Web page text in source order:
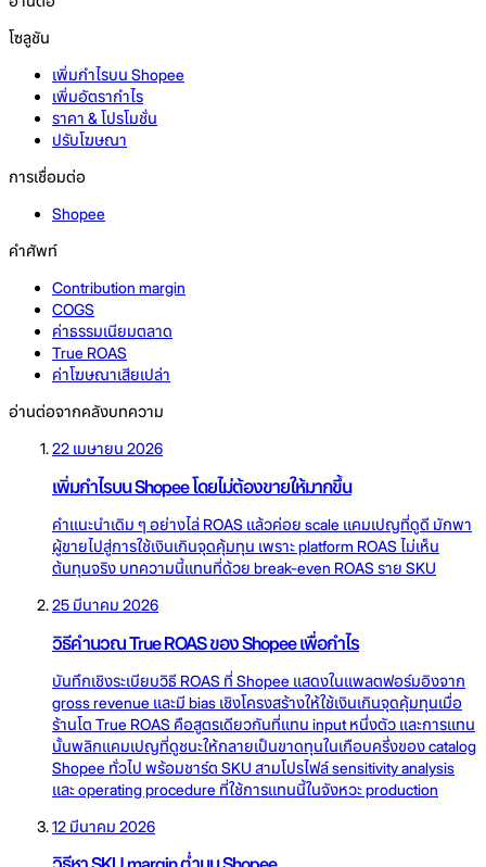
โซลูชัน
เพิ่มกำไรบน Shopee
เพิ่มอัตรากำไร
ราคา & โปรโมชั่น
ปรับโฆษณา
การเชื่อมต่อ
Shopee
คำศัพท์
Contribution margin
COGS
ค่าธรรมเนียมตลาด
True ROAS
ค่าโฆษณาเสียเปล่า
อ่านต่อจากคลังบทความ
22 เมษายน 2026
เพิ่มกำไรบน Shopee โดยไม่ต้องขายให้มากขึ้น
คำแนะนำเดิม ๆ อย่างไล่ ROAS แล้วค่อย scale แคมเปญที่ดูดี มักพา
ผู้ขายไปสู่การใช้เงินเกินจุดคุ้มทุน เพราะ platform ROAS ไม่เห็น
ต้นทุนจริง บทความนี้แทนที่ด้วย break-even ROAS ราย SKU
25 มีนาคม 2026
วิธีคำนวณ True ROAS ของ Shopee เพื่อกำไร
บันทึกเชิงระเบียบวิธี ROAS ที่ Shopee แสดงในแพลตฟอร์มอิงจาก
gross revenue และมี bias เชิงโครงสร้างให้ใช้เงินเกินจุดคุ้มทุนเมื่อ
ร้านโต True ROAS คือสูตรเดียวกันที่แทน input หนึ่งตัว และการแทน
นั้นพลิกแคมเปญที่ดูชนะให้กลายเป็นขาดทุนในเกือบครึ่งของ catalog
Shopee ทั่วไป พร้อมชาร์ต SKU สามโปรไฟล์ sensitivity analysis
และ operating procedure ที่ใช้การแทนนี้ในจังหวะ production
12 มีนาคม 2026